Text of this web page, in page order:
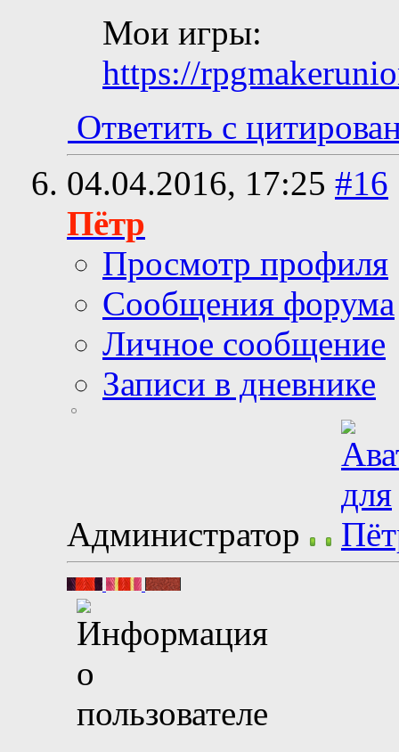
Мои игры:
https://
Ответить с
04.04.2016, 17:25 #16
Пётр
Просмотр профиля
Сообщения форума
Личное сообщение
Записи в дневнике
Администратор